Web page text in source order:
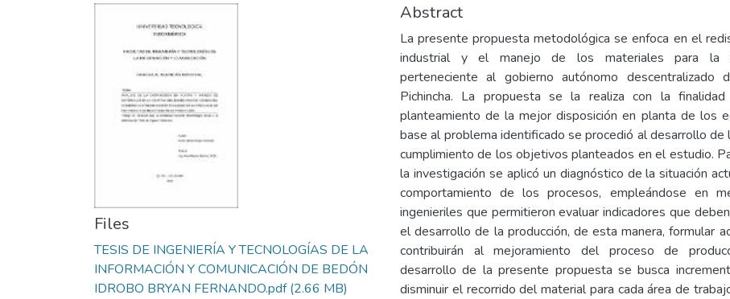
Files
TESIS DE INGENIERÍA Y TECNOLOGÍAS DE LA
INFORMACIÓN Y COMUNICACIÓN DE BEDÓN
IDROBO BRYAN FERNANDO.pdf(2.66 MB)
Abstract
La presente propuesta metodológica se enfoca en el
industrial y el manejo de los materiales para la
perteneciente al gobierno autónomo descentralizado
Pichincha. La propuesta se la realiza con la
planteamiento de la mejor disposición en planta de los
base al problema identificado se procedió al desarrollo de
cumplimiento de los objetivos planteados en el estudio.
la investigación se aplicó un diagnóstico de la situación
comportamiento de los procesos, empleándose en
ingenieriles que permitieron evaluar indicadores que
el desarrollo de la producción, de esta manera, formular
contribuirán al mejoramiento del proceso de
desarrollo de la presente propuesta se busca
disminuir el recorrido del material para cada área de